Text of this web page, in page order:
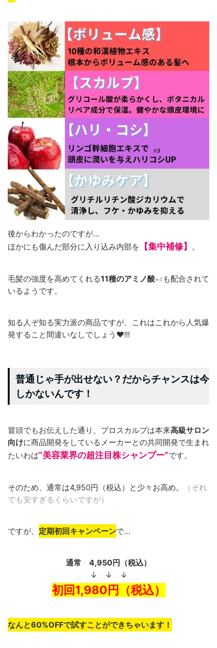
後からわかったのですが…
ほかにも傷んだ部分に入り込み内部を 【集中補修】 。
毛髪の強度を高めてくれる11種のアミノ酸※4 も配合されて
いるようです。
知る人ぞ知る実力派の商品ですが、これはこれから人気爆
発すること間違いなしでしょう♥!!!
普通じゃ手が出せない？だからチャンスは今
しかないんです！
冒頭でもお伝えした通り、プロスカルプは本来高級サロン
向けに商品開発をしているメーカーとの共同開発で生まれ
たいわば“美容業界の超注目株シャンプー”です。
そのため、通常は4,950円（税込）と少々お高め。
（それ
でも安すぎるくらいですが）
ですが、 定期初回キャンペーンで…
通常 4,950円（税込）
↓ ↓ ↓
初回1,980円（税込）
なんと60%OFFで試すことができちゃいます！